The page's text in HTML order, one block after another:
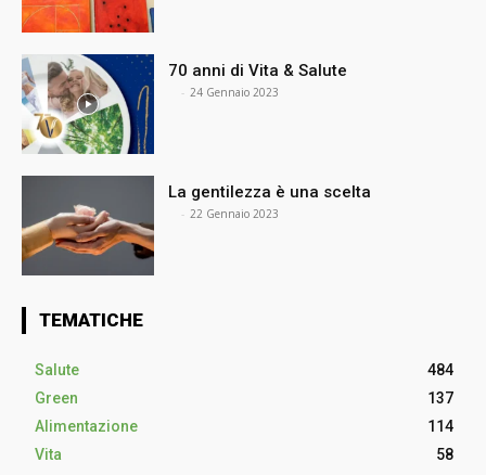
70 anni di Vita & Salute
- 24 Gennaio 2023
La gentilezza è una scelta
- 22 Gennaio 2023
TEMATICHE
Salute
484
Green
137
Alimentazione
114
Vita
58